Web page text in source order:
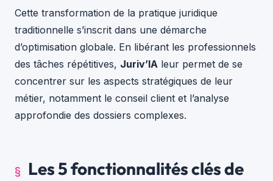
Cette transformation de la pratique juridique
traditionnelle s’inscrit dans une démarche
d’optimisation globale. En libérant les professionnels
des tâches répétitives, Juriv’IA leur permet de se
concentrer sur les aspects stratégiques de leur
métier, notamment le conseil client et l’analyse
approfondie des dossiers complexes.
Les 5 fonctionnalités clés de